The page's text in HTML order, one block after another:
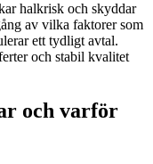
halkrisk och skyddar
av vilka faktorer som
ett tydligt avtal.
och stabil kvalitet
och varför